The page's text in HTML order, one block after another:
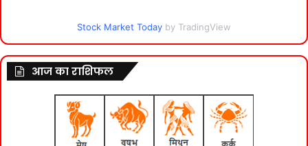
Stock Market Today by TradingView
आज का राशिफल